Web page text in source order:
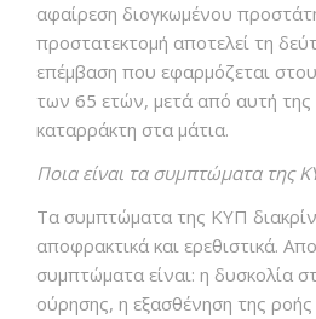
αφαίρεση διογκωμένου
προστατεκτομή αποτελεί τη
επέμβαση που εφαρμόζεται
των 65 ετών, μετά από αυτή της
καταρράκτη στα μάτια.
Ποια είναι τα συμπτώματα της
Τα συμπτώματα της ΚΥΠ
αποφρακτικά και ερεθιστικά.
συμπτώματα είναι: η δυσκολία
ούρησης, η εξασθένηση της